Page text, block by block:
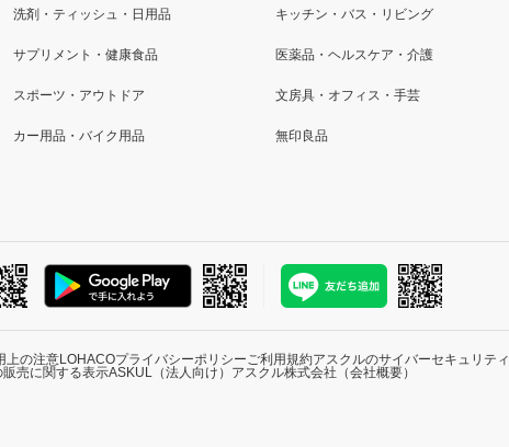
洗剤・ティッシュ・日用品 キッチン・バス・リビング
サプリメント・健康食品 医薬品・ヘルスケア・介護
スポーツ・アウトドア 文房具・オフィス・手芸
カー用品・バイク用品 無印良品
上の注意LOHACOプライバシーポリシーご利用規約アスクルのサイバーセキュリティ
販売に関する表示ASKUL（法人向け） アスクル株式会社（会社概要）